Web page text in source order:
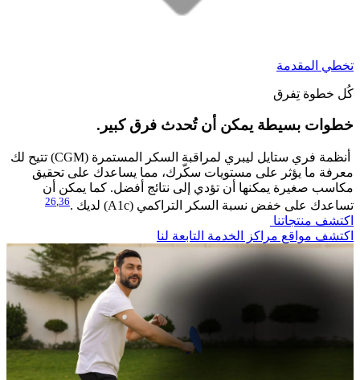
تخطي المقدمة
كُل خطوة تِفرق
خطوات بسيطة يمكن أن تُحدث فرق كبير.​
أنظمة فري ستايل ليبري لمراقبة السكر المستمرة (CGM) تتيح لك
معرفة ما يؤثر على مستويات سكّرك، مما يساعدك على تحقيق
مكاسب صغيرة يمكنها أن تؤدي إلى نتائج أفضل. كما يمكن أن
تساعدك على خفض نسبة السكر التراكمي (A1c) لديك .
26 36
اكتشف منتجاتنا
اكتشف مواقع مراكز الخدمة التابعة لنا​